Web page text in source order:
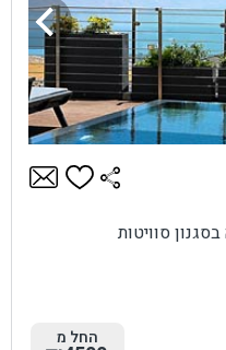
החל מ